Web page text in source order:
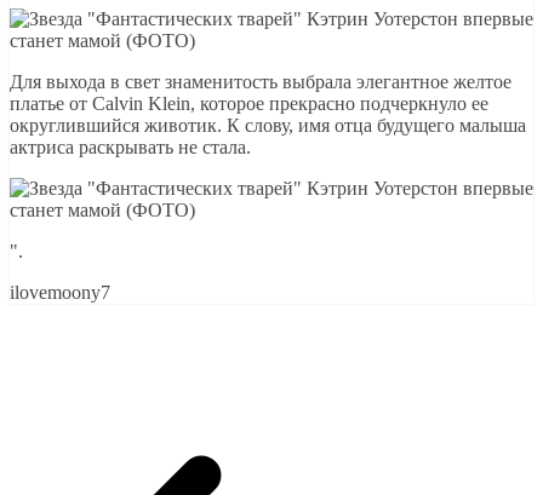
Для выхода в свет знаменитость выбрала элегантное желтое
платье от Calvin Klein, которое прекрасно подчеркнуло ее
округлившийся животик. К слову, имя отца будущего малыша
актриса раскрывать не стала.
".
ilovemoony7